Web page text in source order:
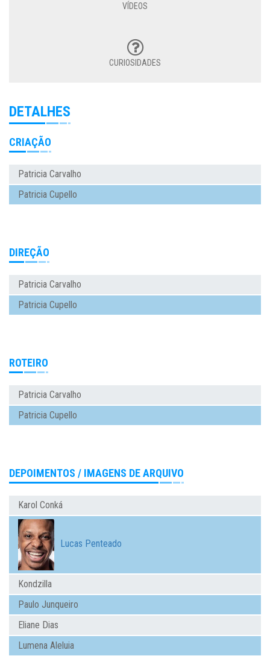
VÍDEOS
CURIOSIDADES
DETALHES
CRIAÇÃO
Patricia Carvalho
Patricia Cupello
DIREÇÃO
Patricia Carvalho
Patricia Cupello
ROTEIRO
Patricia Carvalho
Patricia Cupello
DEPOIMENTOS / IMAGENS DE ARQUIVO
Karol Conká
Lucas Penteado
Kondzilla
Paulo Junqueiro
Eliane Dias
Lumena Aleluia